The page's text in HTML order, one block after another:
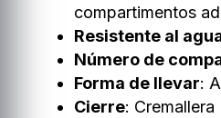
compartimentos
Resistente al
Número de
Forma de llevar:
Cierre: Cremallera